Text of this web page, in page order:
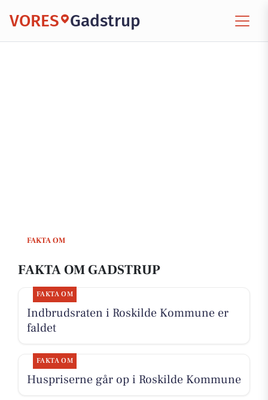
VORES Gadstrup
FAKTA OM
FAKTA OM GADSTRUP
FAKTA OM
Indbrudsraten i Roskilde Kommune er
faldet
FAKTA OM
Huspriserne går op i Roskilde Kommune